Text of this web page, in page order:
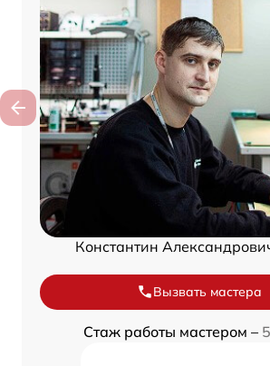
Константин
Вызвать мастера
Стаж работы мастером –